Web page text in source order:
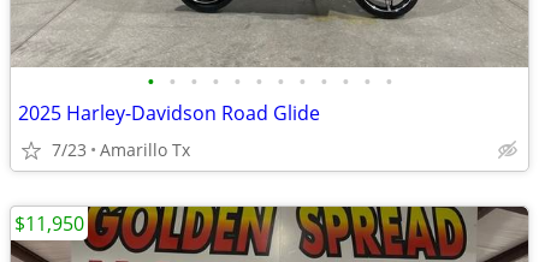
• • • • • • • • • • • •
2025 Harley-Davidson Road Glide
7/23 Amarillo Tx
$11,950